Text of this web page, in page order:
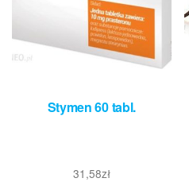
Stymen 60 tabl.
31,58zł